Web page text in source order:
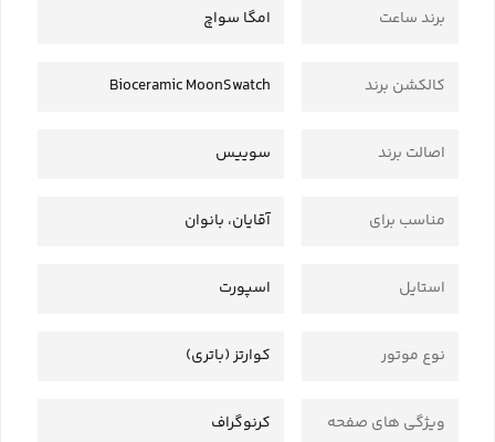
برند ساعت امگا سواچ
کالکشن برند Bioceramic MoonSwatch
اصالت برند سوییس
مناسب برای آقایان، بانوان
استایل اسپورت
نوع موتور کوارتز (باتری)
ویژگی های صفحه کرنوگراف